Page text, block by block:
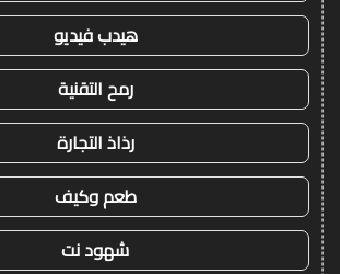
هيدب فيديو
رمح التقنية
رذاذ التجارة
طعم وكيف
شهود نت